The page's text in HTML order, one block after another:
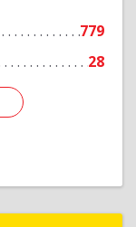
779
28